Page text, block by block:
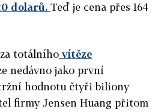
dolarů. Teď je cena přes 164
totálníhovítěze
nedávno jako první
hodnotu čtyři biliony
firmy Jensen Huang přitom